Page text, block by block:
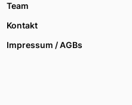
Team
Kontakt
Impressum / AGBs